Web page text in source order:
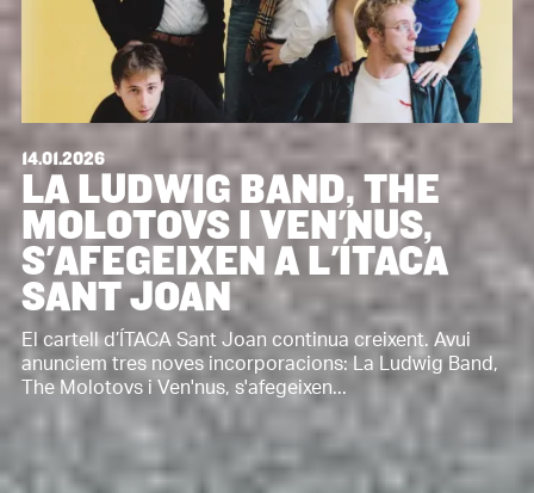
14.01.2026
LA LUDWIG BAND, THE
MOLOTOVS I VEN'NUS,
S'AFEGEIXEN A L'ÍTACA
SANT JOAN
El cartell d’ÍTACA Sant Joan continua creixent. Avui
anunciem tres noves incorporacions: La Ludwig Band,
The Molotovs i Ven'nus, s'afegeixen...